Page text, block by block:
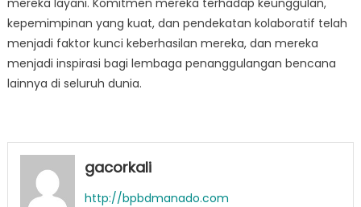
mereka layani. Komitmen mereka terhadap keunggulan,
kepemimpinan yang kuat, dan pendekatan kolaboratif telah
menjadi faktor kunci keberhasilan mereka, dan mereka
menjadi inspirasi bagi lembaga penanggulangan bencana
lainnya di seluruh dunia.
gacorkali
http://bpbdmanado.com